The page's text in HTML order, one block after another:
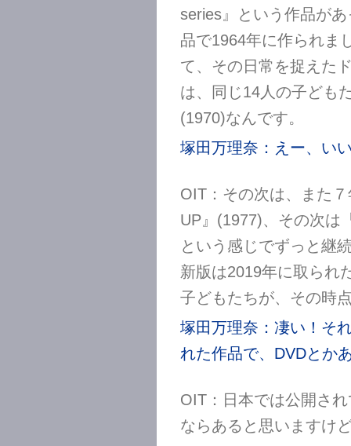
series』という作品が
品で1964年に作られま
て、その日常を捉えた
は、同じ14人の子ども
(1970)なんです。
塚田万理奈：えー、い
OIT：その次は、また
UP』(1977)、その次は
という感じでずっと継
新版は2019年に取られ
子どもたちが、その時
塚田万理奈：凄い！そ
れた作品で、DVDとか
OIT：日本では公開さ
ならあると思いますけ